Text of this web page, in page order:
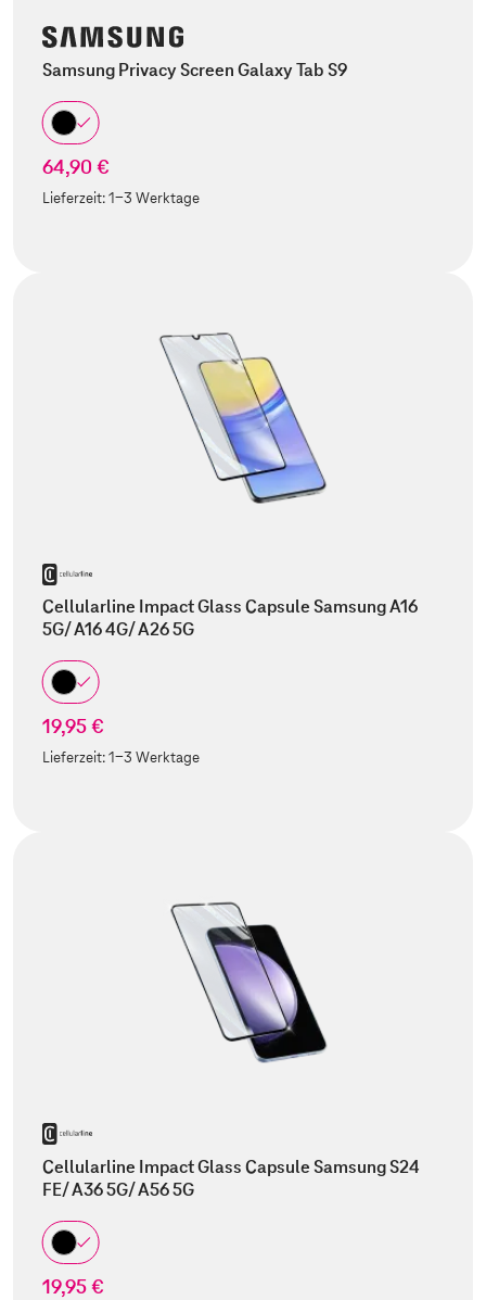
Samsung Privacy Screen Galaxy Tab S9
64,90 €
Lieferzeit:1-3 Werktage
Cellularline Impact Glass Capsule Samsung A16
5G/ A16 4G/ A26 5G
19,95 €
Lieferzeit:1-3 Werktage
Cellularline Impact Glass Capsule Samsung S24
FE/ A36 5G/ A56 5G
19,95 €